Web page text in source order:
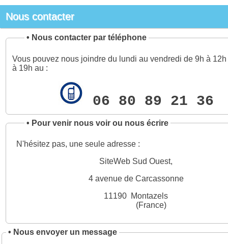
Nous contacter
• Nous contacter par téléphone
Vous pouvez nous joindre du lundi au vendredi de 9h à
à 19h au :
06 80 89 21 36
• Pour venir nous voir ou nous écrire
N'hésitez pas, une seule adresse :
SiteWeb Sud Ouest,
4 avenue de Carcassonne
11190 Montazels
(France)
• Nous envoyer un message